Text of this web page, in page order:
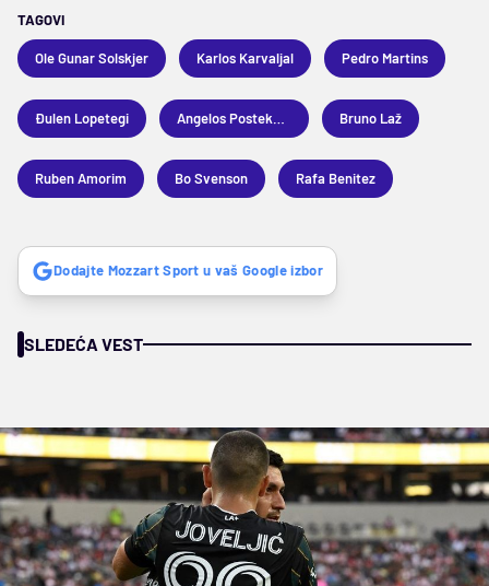
TAGOVI
Ole Gunar Solskjer Karlos Karvaljal Pedro Martins
Đulen Lopetegi Bruno Laž
Ruben Amorim Bo Svenson Rafa Benitez
Dodajte Mozzart Sport u vaš Google izbor
SLEDEĆA VEST